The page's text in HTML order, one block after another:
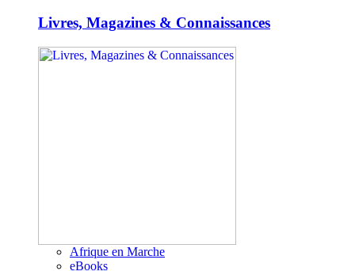
Livres, Magazines & Connaissances
Afrique en Marche
eBooks